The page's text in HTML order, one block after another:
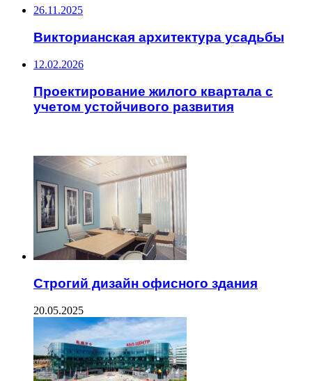
26.11.2025
Викторианская архитектура усадьбы
12.02.2026
Проектирование жилого квартала с
учетом устойчивого развития
Строгий дизайн офисного здания
20.05.2025